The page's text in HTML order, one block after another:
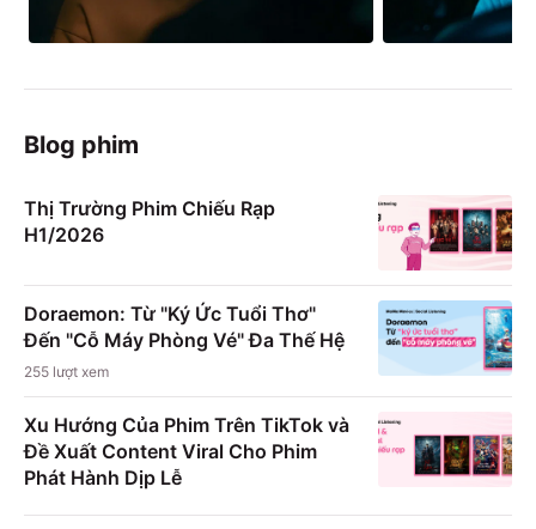
Blog phim
Thị Trường Phim Chiếu Rạp
H1/2026
Doraemon: Từ "Ký Ức Tuổi Thơ"
Đến "Cỗ Máy Phòng Vé" Đa Thế Hệ
255 lượt xem
Xu Hướng Của Phim Trên TikTok và
Đề Xuất Content Viral Cho Phim
Phát Hành Dịp Lễ